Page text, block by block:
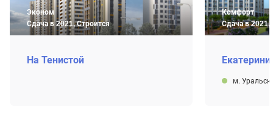
Эконом
Сдача в 2021, Строится
На Тенистой
Комфорт
Сдача в 2021,
м.